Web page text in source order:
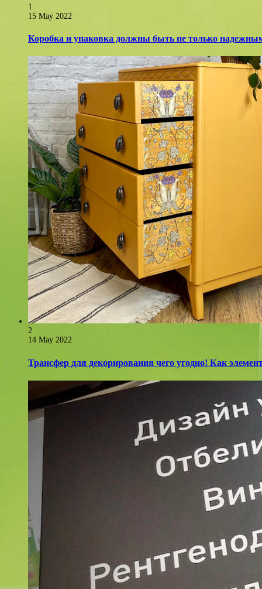
1
15 May 2022
Коробка и упаковка должны быть не только
2
14 May 2022
Трансфер для декорирования чего угодно! Как